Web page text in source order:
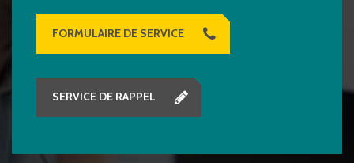
FORMULAIRE DE SERVICE
SERVICE DE RAPPEL